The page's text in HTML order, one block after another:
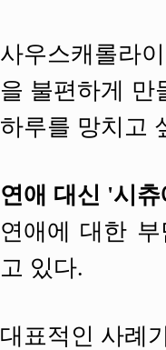
사우스캐롤라
을 불편하게 만
하루를 망치고
연애 대신 '시
연애에 대한
고 있다.
대표적인 사례